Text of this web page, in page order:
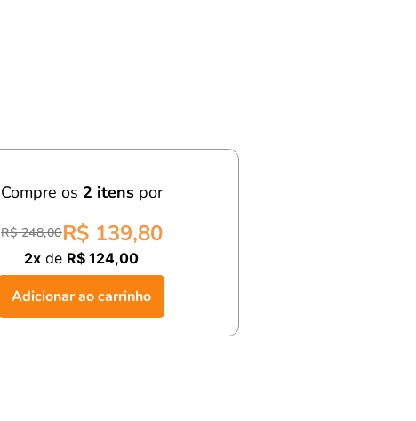
Compre os 2 itenspor
R$ 248,00R$ 139,80
2x de R$ 124,00
Adicionar ao carrinho